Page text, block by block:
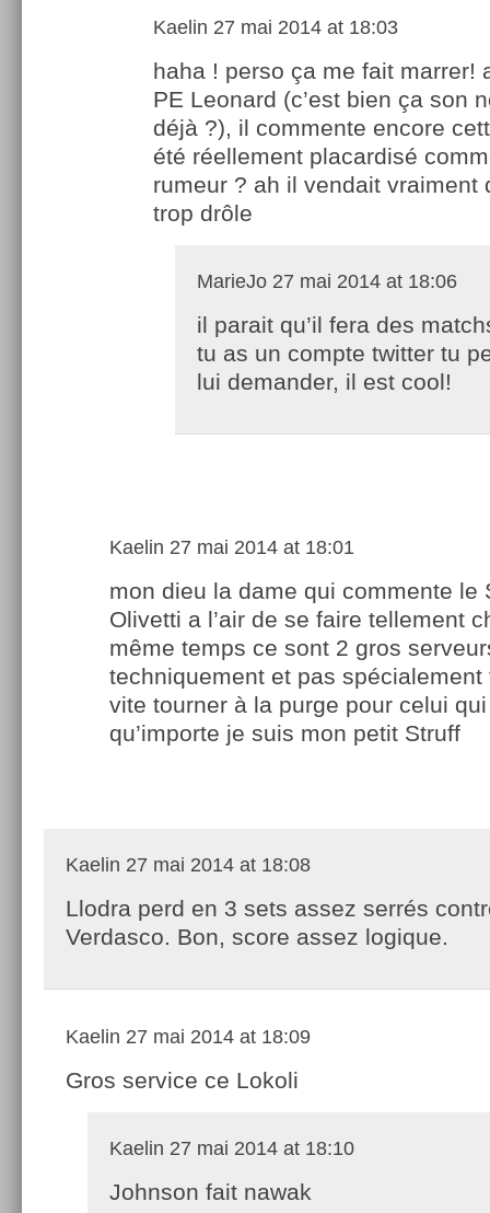
Kaelin 27 mai 2014 at 18:03
haha ! perso ça me fait marrer!
PE Leonard (c’est bien ça son
déjà ?), il commente encore
été réellement placardisé
rumeur ? ah il vendait vraiment
trop drôle
MarieJo 27 mai 2014 at 18:06
il parait qu’il fera des
tu as un compte twitter tu
lui demander, il est cool!
Kaelin 27 mai 2014 at 18:01
mon dieu la dame qui commente le
Olivetti a l’air de se faire tellement
même temps ce sont 2 gros
techniquement et pas spécialement
vite tourner à la purge pour celui
qu’importe je suis mon petit Struff
Kaelin 27 mai 2014 at 18:08
Llodra perd en 3 sets assez serrés
Verdasco. Bon, score assez logique.
Kaelin 27 mai 2014 at 18:09
Gros service ce Lokoli
Kaelin 27 mai 2014 at 18:10
Johnson fait nawak